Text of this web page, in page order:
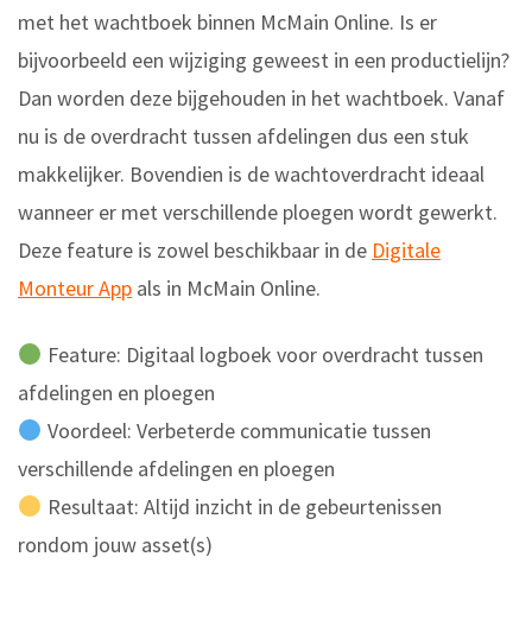
met het wachtboek binnen McMain Online. Is er
bijvoorbeeld een wijziging geweest in een productielijn?
Dan worden deze bijgehouden in het wachtboek. Vanaf
nu is de overdracht tussen afdelingen dus een stuk
makkelijker. Bovendien is de wachtoverdracht ideaal
wanneer er met verschillende ploegen wordt gewerkt.
Deze feature is zowel beschikbaar in de Digitale
Monteur App als in McMain Online.
Feature: Digitaal logboek voor overdracht tussen
afdelingen en ploegen
Voordeel: Verbeterde communicatie tussen
verschillende afdelingen en ploegen
Resultaat: Altijd inzicht in de gebeurtenissen
rondom jouw asset(s)